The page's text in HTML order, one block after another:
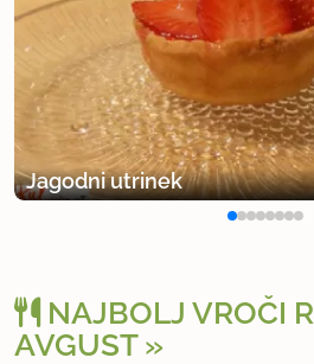
Jagodni utrinek
NAJBOLJ VROČI
AVGUST